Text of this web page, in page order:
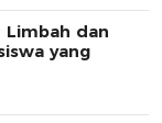
dan
yang